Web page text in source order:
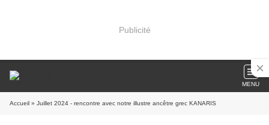
Publicité
MENU
Accueil » Juillet 2024 - rencontre avec notre illustre ancêtre grec KANARIS